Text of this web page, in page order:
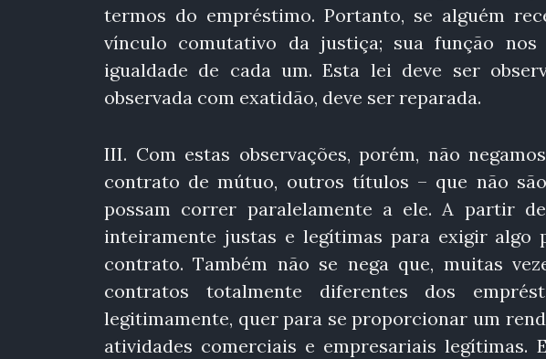
termos do empréstimo. Portanto, se alguém
vínculo comutativo da justiça; sua função
igualdade de cada um. Esta lei deve ser
observada com exatidão, deve ser reparada.
III. Com estas observações, porém, não
contrato de mútuo, outros títulos – que não
possam correr paralelamente a ele. A partir
inteiramente justas e legítimas para exigir algo
contrato. Também não se nega que, muitas
contratos totalmente diferentes dos
legitimamente, quer para se proporcionar um
atividades comerciais e empresariais legítimas.